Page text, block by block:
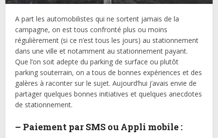
A part les automobilistes qui ne sortent jamais de la
campagne, on est tous confronté plus ou moins
régulièrement (si ce n’est tous les jours) au stationnement
dans une ville et notamment au stationnement payant.
Que l’on soit adepte du parking de surface ou plutôt
parking souterrain, on a tous de bonnes expériences et des
galères à raconter sur le sujet. Aujourd’hui j’avais envie de
partager quelques bonnes initiatives et quelques anecdotes
de stationnement.
– Paiement par SMS ou Appli mobile :